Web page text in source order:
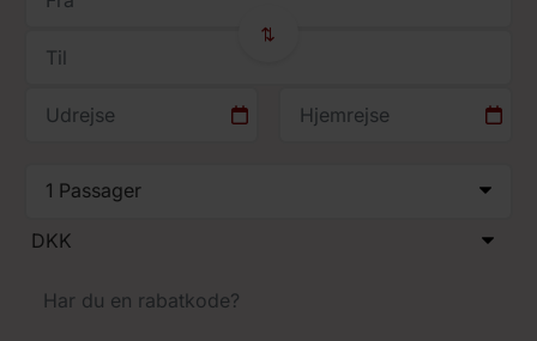
⇄
1 Passager